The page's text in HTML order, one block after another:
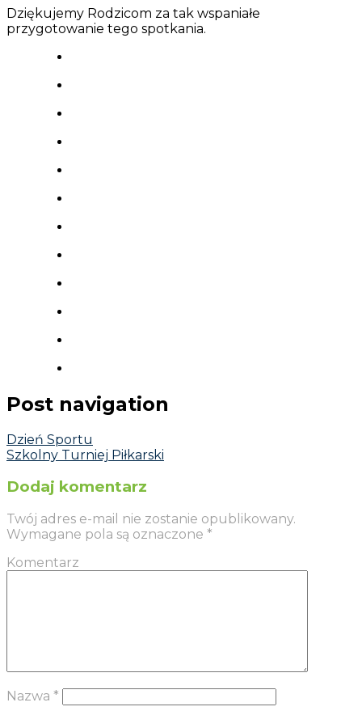
Dziękujemy Rodzicom za tak wspaniałe
przygotowanie tego spotkania.
Post navigation
Dzień Sportu
Szkolny Turniej Piłkarski
Dodaj komentarz
Twój adres e-mail nie zostanie opublikowany.
Wymagane pola są oznaczone *
Komentarz
Nazwa *